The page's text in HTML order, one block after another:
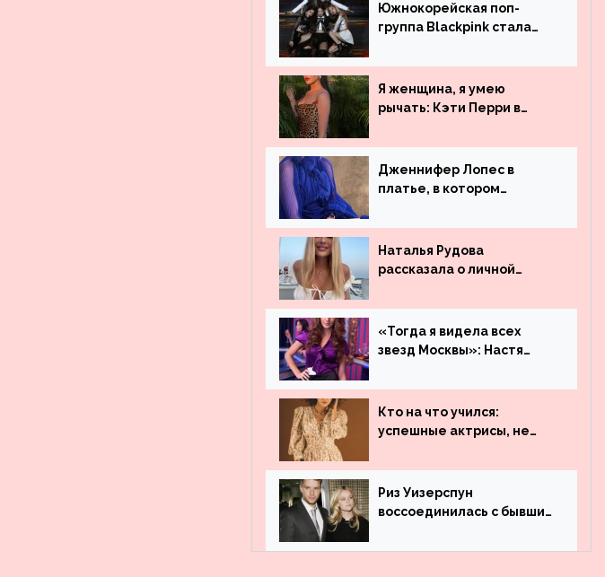
Южнокорейская поп-
группа Blackpink стала
просмотрам на YouTube.
Они обогнали даже
Джастина Бибера
Я женщина, я умею
рычать: Кэти Перри в
Дженнифер Лопес в
платье, в котором
незамеченной
Наталья Рудова
рассказала о личной
«Тогда я видела всех
звезд Москвы»: Настя
работала до
популярности и выложила
архивные фото
Кто на что учился:
успешные актрисы, не
образования
Риз Уизерспун
воссоединилась с бывшим